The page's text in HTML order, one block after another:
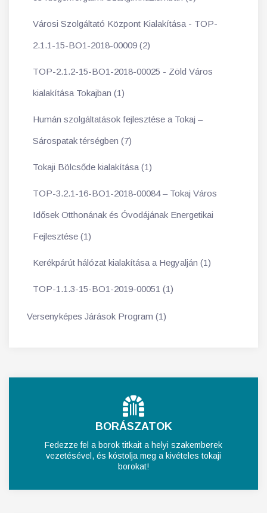
Városi Szolgáltató Központ Kialakítása - TOP-
2.1.1-15-BO1-2018-00009 (2)
TOP-2.1.2-15-BO1-2018-00025 - Zöld Város
kialakítása Tokajban (1)
Humán szolgáltatások fejlesztése a Tokaj –
Sárospatak térségben (7)
Tokaji Bölcsőde kialakítása (1)
TOP-3.2.1-16-BO1-2018-00084 – Tokaj Város
Idősek Otthonának és Óvodájának Energetikai
Fejlesztése (1)
Kerékpárút hálózat kialakítása a Hegyalján (1)
TOP-1.1.3-15-BO1-2019-00051 (1)
Versenyképes Járások Program (1)
BORÁSZATOK
Fedezze fel a borok titkait a helyi szakemberek
vezetésével, és kóstolja meg a kivételes tokaji
borokat!